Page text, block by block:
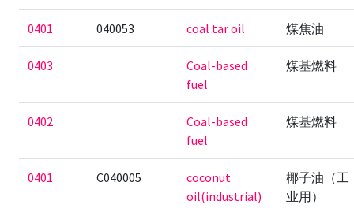
0401 040053 coal tar oil 煤焦油
0403
Coal-based
fuel
煤基燃料
0402
Coal-based
fuel
煤基燃料
0401 C040005
coconut
oil(industrial)
椰子油（工
业用）